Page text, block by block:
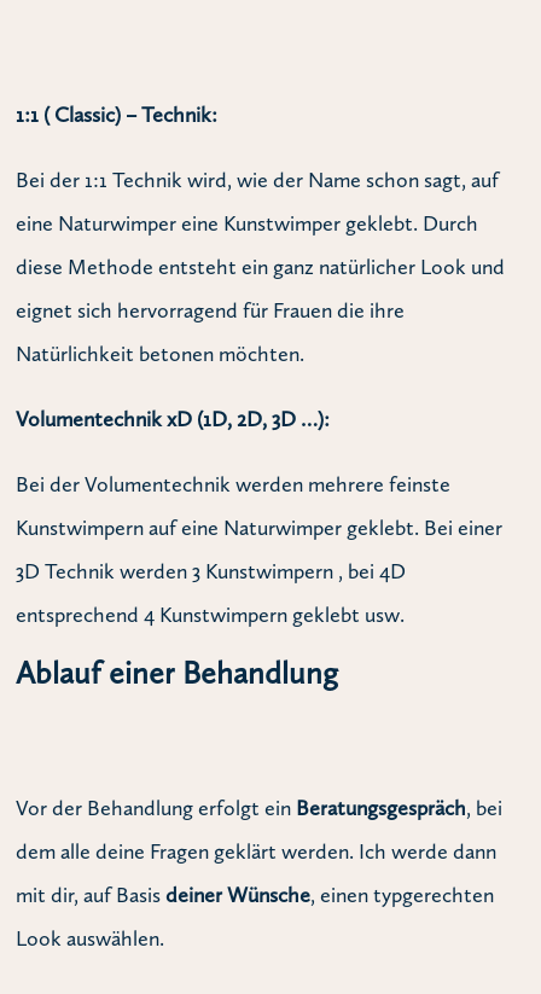
1:1 ( Classic) – Technik:
Bei der 1:1 Technik wird, wie der Name schon sagt, auf
eine Naturwimper eine Kunstwimper geklebt. Durch
diese Methode entsteht ein ganz natürlicher Look und
eignet sich hervorragend für Frauen die ihre
Natürlichkeit betonen möchten.
Volumentechnik xD (1D, 2D, 3D …):
Bei der Volumentechnik werden mehrere feinste
Kunstwimpern auf eine Naturwimper geklebt. Bei einer
3D Technik werden 3 Kunstwimpern , bei 4D
entsprechend 4 Kunstwimpern geklebt usw.
Ablauf einer Behandlung
Vor der Behandlung erfolgt ein Beratungsgespräch, bei
dem alle deine Fragen geklärt werden. Ich werde dann
mit dir, auf Basisdeiner Wünsche, einen typgerechten
Look auswählen.